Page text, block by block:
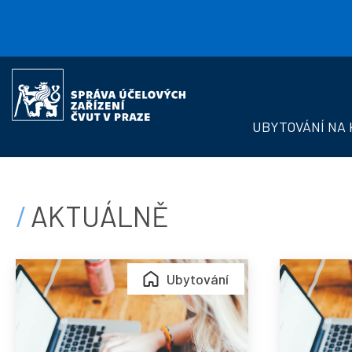
Správa
účelových
zařízení
UBYTOVÁNÍ NA
AKTUÁLNĚ
Výsledky
přidělování
Ubytování